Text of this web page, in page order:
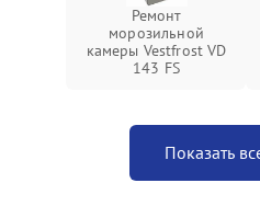
Ремонт
морозильной
камеры Vestfrost VD
143 FS
Показать